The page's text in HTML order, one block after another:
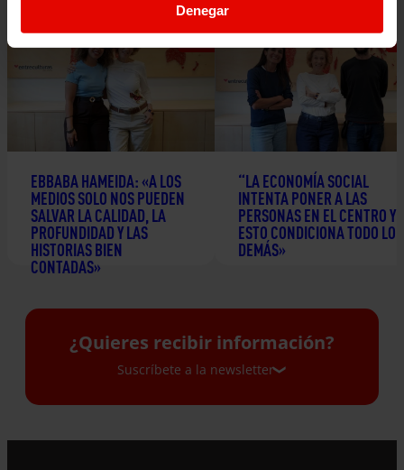
Denegar
EBBABA HAMEIDA: «A LOS
MEDIOS SOLO NOS PUEDEN
SALVAR LA CALIDAD, LA
PROFUNDIDAD Y LAS
HISTORIAS BIEN
CONTADAS»
“LA ECONOMÍA SOCIAL
INTENTA PONER A LAS
PERSONAS EN EL CENTRO Y
ESTO CONDICIONA TODO LO
DEMÁS»
¿Quieres recibir información?
Suscríbete a la newsletter